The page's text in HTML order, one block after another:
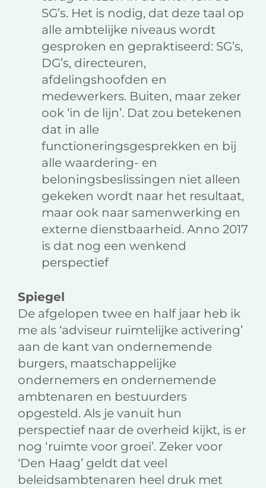
SG’s. Het is nodig, dat deze taal op
alle ambtelijke niveaus wordt
gesproken en gepraktiseerd: SG’s,
DG’s, directeuren,
afdelingshoofden en
medewerkers. Buiten, maar zeker
ook ‘in de lijn’. Dat zou betekenen
dat in alle
functioneringsgesprekken en bij
alle waardering- en
beloningsbeslissingen niet alleen
gekeken wordt naar het resultaat,
maar ook naar samenwerking en
externe dienstbaarheid. Anno 2017
is dat nog een wenkend
perspectief
Spiegel
De afgelopen twee en half jaar heb ik
me als ‘adviseur ruimtelijke activering’
aan de kant van ondernemende
burgers, maatschappelijke
ondernemers en ondernemende
ambtenaren en bestuurders
opgesteld. Als je vanuit hun
perspectief naar de overheid kijkt, is er
nog ‘ruimte voor groei’. Zeker voor
‘Den Haag’ geldt dat veel
beleidsambtenaren heel druk met